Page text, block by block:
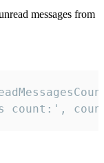
messages from
count:',